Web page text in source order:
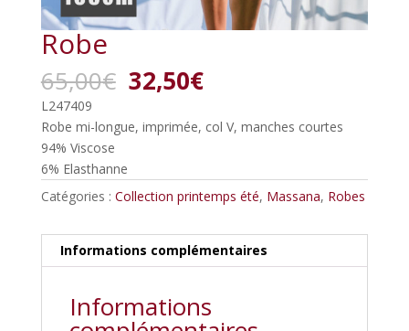
Robe
65,00€ Le
prix
initial
était :
32,50€Le
prix
actuel
est :
L247409
Robe mi-longue, imprimée, col V, manches courtes
94% Viscose
6% Elasthanne
Catégories : Collection printemps été, Massana, Robes
Informations complémentaires
Informations